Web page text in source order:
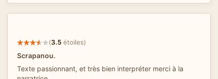
(3.5 étoiles)
Scrapanou.
Texte passionnant, et très bien interpréter merci à la